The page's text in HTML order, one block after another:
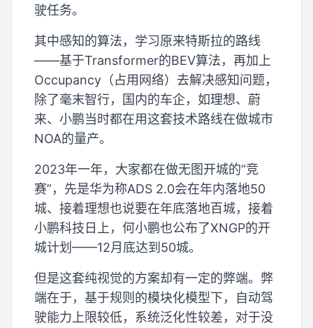
驶任务。
其中感知的算法，学习原来特斯拉的路线
——基于Transformer的BEV算法，再加上
Occupancy（占用网络）去解决感知问题，
除了毫末智行，国内的车企，如理想、蔚
来、小鹏当时都在用这套技术路线在做城市
NOA的量产。
2023年一年，大家都在做无图开城的“竞
赛”，先是华为称ADS 2.0会在年内落地50
城、接着理想也说要在年底落地百城，接着
小鹏科技日上，何小鹏也公布了XNGP的开
城计划——12月底达到50城。
但是这套纯视觉的方案却有一定的弊端。弊
端在于，基于规则的模块化模型下，自动驾
驶能力上限较低，系统泛化性较差，对于没